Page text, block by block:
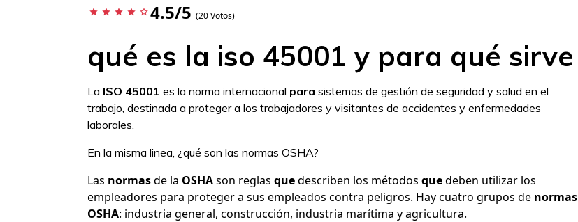
star star star star star_border 4.5/5 (20 Votos)
qué es la iso 45001 y para qué sirve
La ISO 45001 es la norma internacional para sistemas de gestión de seguridad y salud en el
trabajo, destinada a proteger a los trabajadores y visitantes de accidentes y enfermedades
laborales.
En la misma linea, ¿qué son las normas OSHA?
Las normasde la OSHAson reglas quedescriben los métodos quedeben utilizar los
empleadores para proteger a sus empleados contra peligros. Hay cuatro grupos de normas
OSHA: industria general, construcción, industria marítima y agricultura.